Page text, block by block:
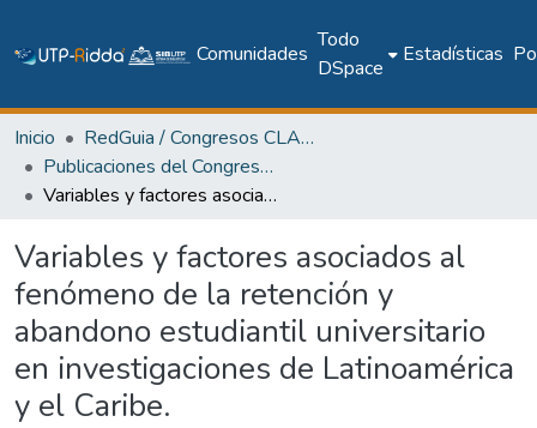
Comunidades
Todo
DSpace
Estadísticas
Inicio
RedGuia / Congresos CLABES
Publicaciones del Congreso Internacional CLABES
Variables y factores asociados al fenómeno de la retención y abandono estudiantil universitario en investigaciones de Latinoamérica y el Caribe.
Variables y factores asociados al
fenómeno de la retención y
abandono estudiantil universitario
en investigaciones de Latinoamérica
y el Caribe.